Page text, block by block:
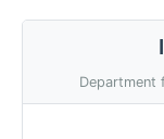
Department